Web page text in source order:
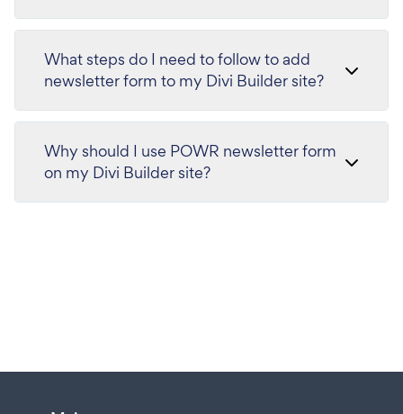
What steps do I need to follow to add
newsletter form to my Divi Builder site?
Why should I use POWR newsletter form
on my Divi Builder site?